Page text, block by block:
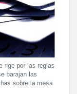
rige por las reglas
barajan las
sobre la mesa